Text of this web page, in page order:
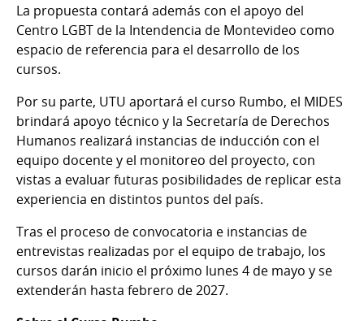
La propuesta contará además con el apoyo del
Centro LGBT de la Intendencia de Montevideo como
espacio de referencia para el desarrollo de los
cursos.
Por su parte, UTU aportará el curso Rumbo, el MIDES
brindará apoyo técnico y la Secretaría de Derechos
Humanos realizará instancias de inducción con el
equipo docente y el monitoreo del proyecto, con
vistas a evaluar futuras posibilidades de replicar esta
experiencia en distintos puntos del país.
Tras el proceso de convocatoria e instancias de
entrevistas realizadas por el equipo de trabajo, los
cursos darán inicio el próximo lunes 4 de mayo y se
extenderán hasta febrero de 2027.